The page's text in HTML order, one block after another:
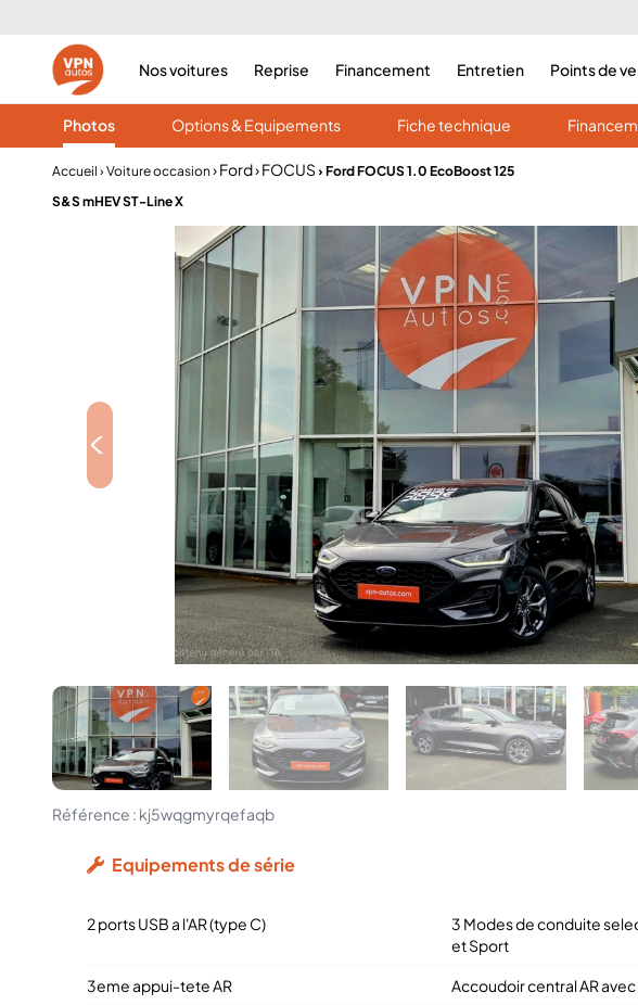
Nos voitures Reprise Financement Entretien Points de
Photos Options & Equipements Fiche technique
Accueil › Voiture occasion › Ford› FOCUS › Ford FOCUS 1.0 EcoBoost 125
S&S mHEV ST-Line X
<
Référence : kj5wqgmyrqefaqb
Equipements de série
2 ports USB a l'AR (type C)
3 Modes de conduite
et Sport
3eme appui-tete AR Accoudoir central AR